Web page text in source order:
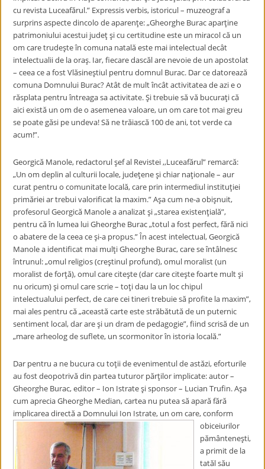
cu revista Luceafărul.” Expressis verbis, istoricul – muzeograf a
surprins aspecte dincolo de aparenţe: „Gheorghe Burac aparţine
patrimoniului acestui judeţ şi cu certitudine este un miracol că un
om care trudeşte în comuna natală este mai intelectual decât
intelectualii de la oraş. Iar, fiecare dascăl are nevoie de un apostolat
– ceea ce a fost Vlăsineştiul pentru domnul Burac. Dar ce datorează
comuna Domnului Burac? Atât de mult încât activitatea de azi e o
răsplata pentru întreaga sa activitate. Şi trebuie să vă bucuraţi că
aici există un om de o asemenea valoare, un om care tot mai greu
se poate găsi pe undeva! Să ne trăiască 100 de ani, tot verde ca
acum!”.
Georgică Manole, redactorul şef al Revistei ,,Luceafărul” remarcă:
„Un om deplin al culturii locale, judeţene şi chiar naţionale – aur
curat pentru o comunitate locală, care prin intermediul instituţiei
primăriei ar trebui valorificat la maxim.” Aşa cum ne-a obişnuit,
profesorul Georgică Manole a analizat şi „starea existenţială”,
pentru că în lumea lui Gheorghe Burac „totul a fost perfect, fără nici
o abatere de la ceea ce şi-a propus.” În acest intelectual, Georgică
Manole a identificat mai mulţi Gheorghe Burac, care se întâlnesc
întrunul: „omul religios (creştinul profund), omul moralist (un
moralist de forţă), omul care citeşte (dar care citeşte foarte mult şi
nu oricum) şi omul care scrie – toţi dau la un loc chipul
intelectualului perfect, de care cei tineri trebuie să profite la maxim”,
mai ales pentru că „această carte este străbătută de un puternic
sentiment local, dar are şi un dram de pedagogie”, fiind scrisă de un
„mare arheolog de suflete, un scormonitor în istoria locală.”
Dar pentru a ne bucura cu toţii de evenimentul de astăzi, eforturile
au fost deopotrivă din partea tuturor părţilor implicate: autor –
Gheorghe Burac, editor – Ion Istrate şi sponsor – Lucian Trufin. Aşa
cum aprecia Gheorghe Median, cartea nu putea să apară fără
implicarea directă a Domnului Ion Istrate, un om care, conform
obiceiurilor
pământeneşti,
a primit de la
tatăl său